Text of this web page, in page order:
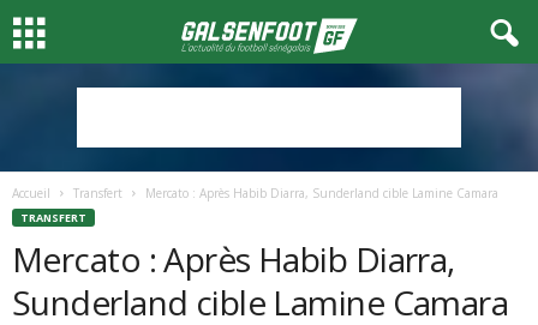
Accueil Transfert Mercato : Après Habib Diarra, Sunderland cible Lamine Camara
TRANSFERT
Mercato : Après Habib Diarra,
Sunderland cible Lamine Camara